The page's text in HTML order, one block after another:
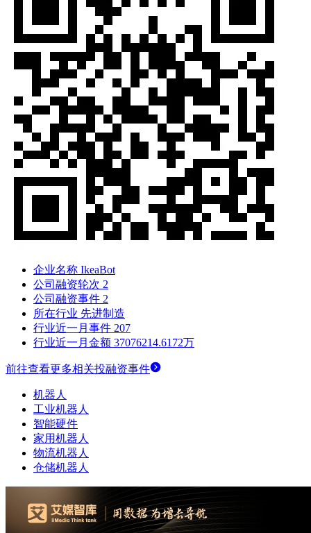
企业名称 IkeaBot
公司融资轮次 2
公司融资事件 2
所在行业 先进制造
行业近一月事件 207
行业近一月金额 37076214.6172万
前往查看更多相关投融资事件
机器人
工业机器人
智能硬件
家用机器人
物流机器人
仓储机器人